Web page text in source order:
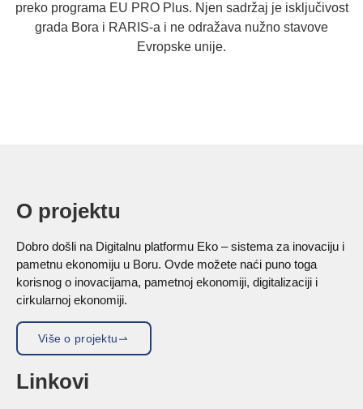
preko programa EU PRO Plus. Njen sadržaj je isključivost
grada Bora i RARIS-a i ne odražava nužno stavove
Evropske unije.
O projektu
Dobro došli na Digitalnu platformu Eko – sistema za inovaciju i
pametnu ekonomiju u Boru. Ovde možete naći puno toga
korisnog o inovacijama, pametnoj ekonomiji, digitalizaciji i
cirkularnoj ekonomiji.
Više o projektu
Linkovi